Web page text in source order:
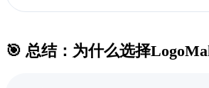
🎯 总结：为什么选择